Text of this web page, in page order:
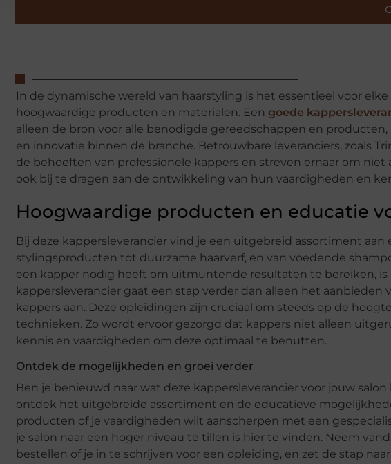
In de dynamische wereld van haarstyling is het essentieel voor
hoogwaardige producten en materialen. Een goede
alleen de bron voor alle benodigde gereedschappen en
en innovatie binnen de branche. Betrouwbare leveranciers, zoals
de behoeften van professionele kappers en streven ernaar om
ook bij te dragen aan de ontwikkeling van hun vaardigheden en
Hoogwaardige producten en educatie
Bij deze kappersleverancier vind je een uitgebreid assortiment
stylingsproducten tot duurzame haarverf, en van voedende
een kapper nodig heeft om uitmuntende resultaten te bereiken, is
kappersleverancier gaat een stap verder dan alleen het
kappers aan. Deze opleidingen zijn cruciaal om steeds op de
technieken. Zo wordt ervoor gezorgd dat kappers niet alleen
kennis en vaardigheden om deze optimaal te benutten.
Ontdek de mogelijkheden en groei verder
Ben je benieuwd naar wat deze kappersleverancier voor jouw
ontdek het uitgebreide assortiment en de educatieve
producten of je vaardigheden wilt aanscherpen met een
je salon naar een hoger niveau te tillen is hier te vinden. Neem
bestellen of je in te schrijven voor een opleiding, en zet de stap